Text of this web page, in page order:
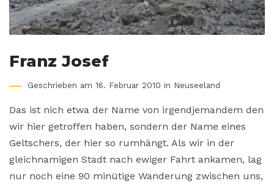
Franz Josef
Geschrieben am 16. Februar 2010 in Neuseeland
Das ist nich etwa der Name von irgendjemandem den
wir hier getroffen haben, sondern der Name eines
Geltschers, der hier so rumhängt. Als wir in der
gleichnamigen Stadt nach ewiger Fahrt ankamen, lag
nur noch eine 90 minütige Wanderung zwischen uns,